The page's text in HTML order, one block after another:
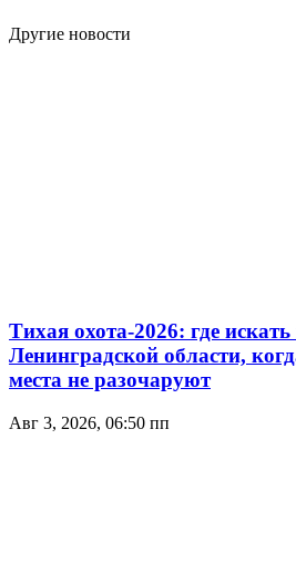
Другие новости
Тихая охота-2026: где
Ленинградской области,
места не разочаруют
Авг 3, 2026, 06:50 пп